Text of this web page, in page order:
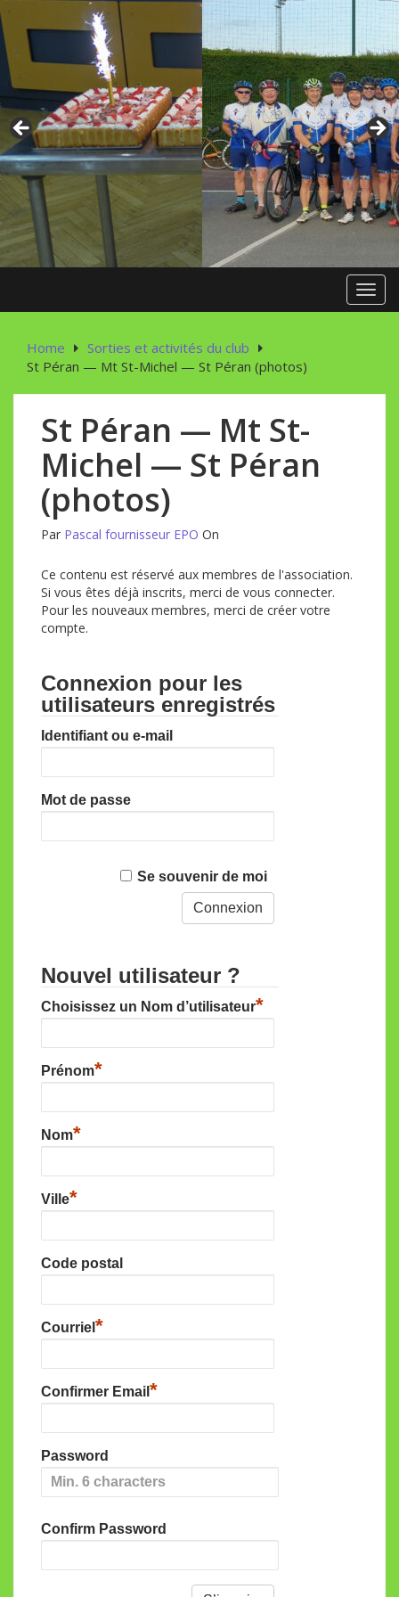
to
content
Home
Sorties et activités du club
St Péran — Mt St-Michel — St Péran (photos)
St Péran — Mt St-
Michel — St Péran
(photos)
Par Pascal fournisseur EPO On
Ce contenu est réservé aux membres de l'association.
Si vous êtes déjà inscrits, merci de vous connecter.
Pour les nouveaux membres, merci de créer votre
compte.
Connexion pour les
utilisateurs enregistrés
Identifiant ou e-mail
Mot de passe
Se souvenir de moi
Nouvel utilisateur ?
Choisissez un Nom d’utilisateur*
Prénom*
Nom*
Ville*
Code postal
Courriel *
Confirmer Email *
Password
Confirm Password